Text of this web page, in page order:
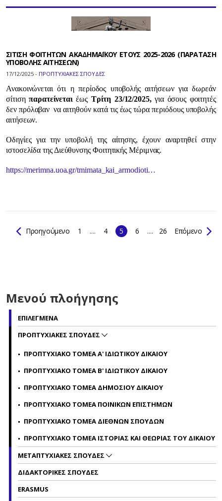
ΣΙΤΙΣΗ ΦΟΙΤΗΤΩΝ ΑΚΑΔΗΜΑΪΚΟΥ ΕΤΟΥΣ 2025-2026 (ΠΑΡΑΤΑΣΗ
ΥΠΟΒΟΛΗΣ ΑΙΤΗΣΕΩΝ)
17/12/2025 - ΠΡΟΠΤΥΧΙΑΚΕΣ ΣΠΟΥΔΕΣ
Ανακοινώνεται ότι η περίοδος υποβολής αιτήσεων για δωρεάν
σίτιση παρατείνεται έως Τρίτη 23/12/2025,για όσους φοιτητές
δεν πρόλαβαν να αιτηθούν κατά τις έως τώρα περιόδους υποβολής
αιτήσεων.
Οδηγίες για την υποβολή της αίτησης, έχουν αναρτηθεί στην
ιστοσελίδα της Διεύθυνσης Φοιτητικής Μέριμνας.
https://merimna.uoa.gr/tmimata_kai_armodioti…
Προηγούμενο 1 .... 4 5 6 .... 26 Επόμενο
Μενού πλοήγησης
ΕΠΙΛΕΓΜΕΝΑ
ΠΡΟΠΤΥΧΙΑΚΕΣ ΣΠΟΥΔΕΣ
ΠΡΟΠΤΥΧΙΑΚΟ ΤΟΜΕΑ Α' ΙΔΙΩΤΙΚΟΥ ΔΙΚΑΙΟΥ
ΠΡΟΠΤΥΧΙΑΚΟ ΤΟΜΕΑ Β' ΙΔΙΩΤΙΚΟΥ ΔΙΚΑΙΟΥ
ΠΡΟΠΤΥΧΙΑΚΟ ΤΟΜΕΑ ΔΗΜΟΣΙΟΥ ΔΙΚΑΙΟΥ
ΠΡΟΠΤΥΧΙΑΚΟ ΤΟΜΕΑ ΠΟΙΝΙΚΩΝ ΕΠΙΣΤΗΜΩΝ
ΠΡΟΠΤΥΧΙΑΚΟ ΤΟΜΕΑ ΔΙΕΘΝΩΝ ΣΠΟΥΔΩΝ
ΠΡΟΠΤΥΧΙΑΚΟ ΤΟΜΕΑ ΙΣΤΟΡΙΑΣ ΚΑΙ ΘΕΩΡΙΑΣ ΤΟΥ ΔΙΚΑΙΟΥ
ΜΕΤΑΠΤΥΧΙΑΚΕΣ ΣΠΟΥΔΕΣ
ΔΙΔΑΚΤΟΡΙΚΕΣ ΣΠΟΥΔΕΣ
ERASMUS